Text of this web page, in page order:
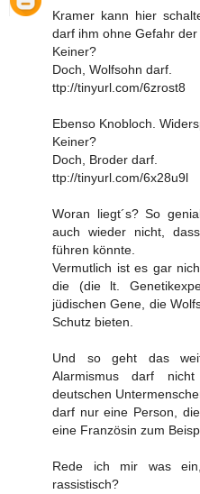
Kramer kann hier
darf ihm ohne Gefahr der
Keiner?
Doch, Wolfsohn darf.
ttp://tinyurl.com/6zrost8
Ebenso Knobloch.
Keiner?
Doch, Broder darf.
ttp://tinyurl.com/6x28u9l
Woran liegt´s? So
auch wieder nicht,
führen könnte.
Vermutlich ist es gar
die (die lt.
jüdischen Gene, die
Schutz bieten.
Und so geht das
Alarmismus darf
deutschen
darf nur eine Person,
eine Französin zum
Rede ich mir was
rassistisch?